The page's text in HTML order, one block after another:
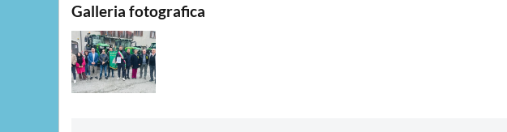
Galleria fotografica